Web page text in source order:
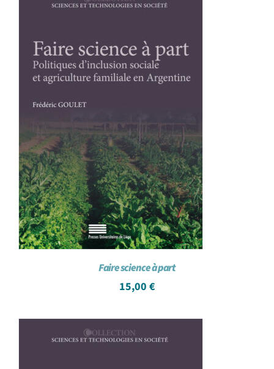
Panier WooCommerce
Faire science à part
15,00 €